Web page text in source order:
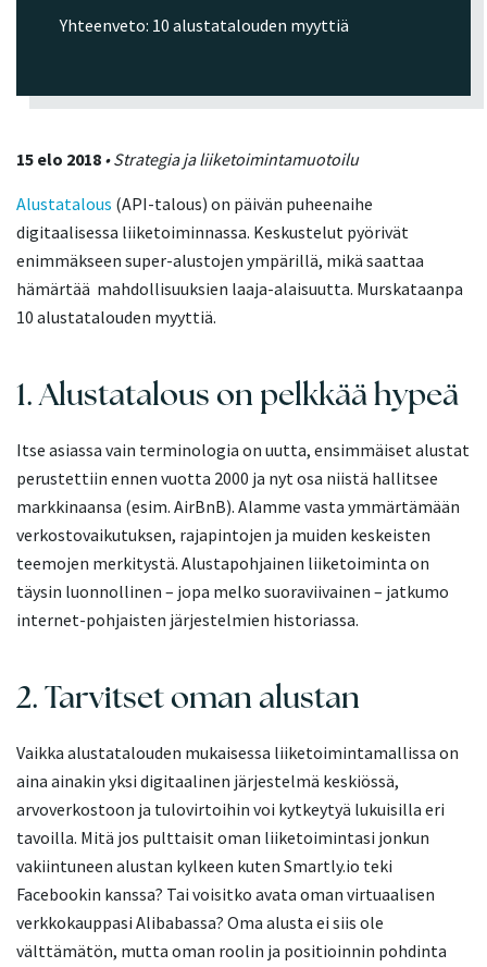
15 elo 2018 • Strategia ja liiketoimintamuotoilu
Alustatalous (API-talous) on päivän puheenaihe
digitaalisessa liiketoiminnassa. Keskustelut pyörivät
enimmäkseen super-alustojen ympärillä, mikä saattaa
hämärtää mahdollisuuksien laaja-alaisuutta. Murskataanpa
10 alustatalouden myyttiä.
1. Alustatalous on pelkkää hypeä
Itse asiassa vain terminologia on uutta, ensimmäiset alustat
perustettiin ennen vuotta 2000 ja nyt osa niistä hallitsee
markkinaansa (esim. AirBnB). Alamme vasta ymmärtämään
verkostovaikutuksen, rajapintojen ja muiden keskeisten
teemojen merkitystä. Alustapohjainen liiketoiminta on
täysin luonnollinen – jopa melko suoraviivainen – jatkumo
internet-pohjaisten järjestelmien historiassa.
2. Tarvitset oman alustan
Vaikka alustatalouden mukaisessa liiketoimintamallissa on
aina ainakin yksi digitaalinen järjestelmä keskiössä,
arvoverkostoon ja tulovirtoihin voi kytkeytyä lukuisilla eri
tavoilla. Mitä jos pulttaisit oman liiketoimintasi jonkun
vakiintuneen alustan kylkeen kuten Smartly.io teki
Facebookin kanssa? Tai voisitko avata oman virtuaalisen
verkkokauppasi Alibabassa? Oma alusta ei siis ole
välttämätön, mutta oman roolin ja positioinnin pohdinta
Yhteenveto: 10 alustatalouden myyttiä